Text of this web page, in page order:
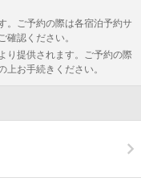
。ご予約の際は各宿泊予約サ
確認ください。
り提供されます。ご予約の際
お手続きください。